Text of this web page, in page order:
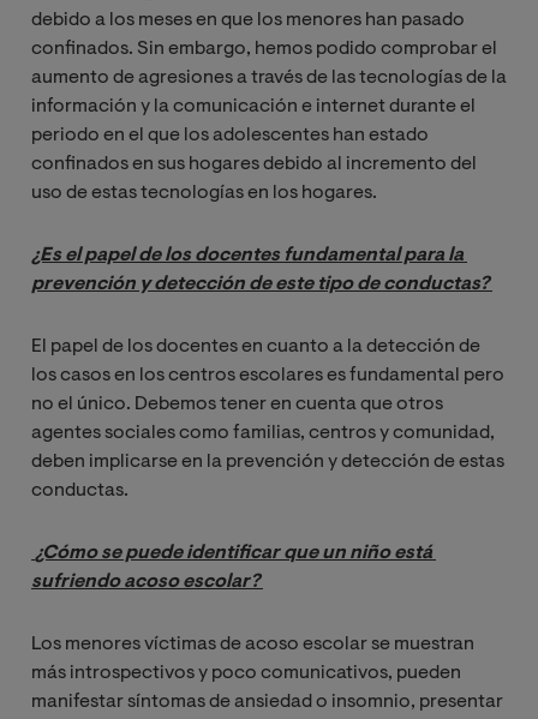
debido a los meses en que los menores han pasado
confinados. Sin embargo, hemos podido comprobar el
aumento de agresiones a través de las tecnologías de la
información y la comunicación e internet durante el
periodo en el que los adolescentes han estado
confinados en sus hogares debido al incremento del
uso de estas tecnologías en los hogares.
¿Es el papel de los docentes fundamental para la
prevención y detección de este tipo de conductas?
El papel de los docentes en cuanto a la detección de
los casos en los centros escolares es fundamental pero
no el único. Debemos tener en cuenta que otros
agentes sociales como familias, centros y comunidad,
deben implicarse en la prevención y detección de estas
conductas.
¿Cómo se puede identificar que un niño está
sufriendo acoso escolar?
Los menores víctimas de acoso escolar se muestran
más introspectivos y poco comunicativos, pueden
manifestar síntomas de ansiedad o insomnio, presentar